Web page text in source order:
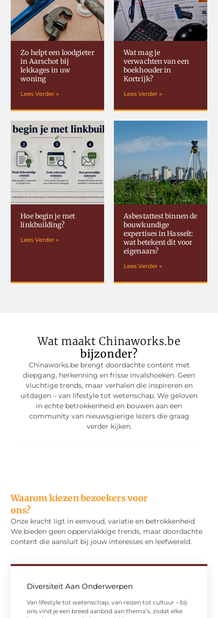
Zo helpt een loodgieter
in Aarschot bij
lekkages in uw
woning
Lees Verder »
Wat mag je
verwachten van een
boekhouder in
Kortrijk?
Lees Verder »
Hoe begin je met
linkbuilding?
Lees Verder »
Asbestattest binnen de
bouwkundige
expertises in Hasselt:
wat betekent dit voor
eigenaars?
Lees Verder »
Wat maakt Chinaworks.be
bijzonder?
Chinaworks.be brengt doordachte content met
diepgang, herkenning en frisse invalshoeken. Geen
vluchtige trends, maar verhalen die inspireren en
uitdagen – van lifestyle tot wetenschap. We geloven
in echte betrokkenheid en bouwen aan een
community van nieuwsgierige lezers die graag
verder kijken.
Waarom kiezen bezoekers voor
ons?
Onze kracht ligt in eenvoud, variatie en betrokkenheid.
We bieden geen oppervlakkige trends, maar doordachte
content die aansluit bij jouw interesses en leefwereld.
Diversiteit Aan Onderwerpen
Van lifestyle tot wetenschap, van reizen tot cultuur – bij
ons vind je een breed aanbod aan thema’s, zodat elke